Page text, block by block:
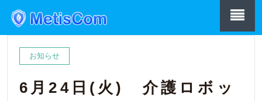
お知らせ
6月24日(火) 介護ロボッ